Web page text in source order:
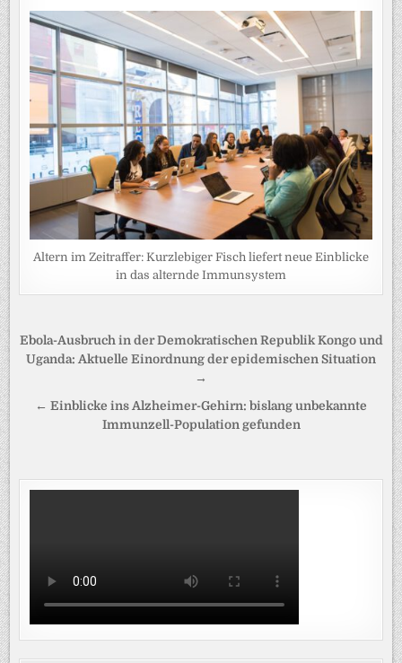
Altern im Zeitraffer: Kurzlebiger Fisch liefert neue Einblicke
in das alternde Immunsystem
Beitragsnavigation
Ebola-Ausbruch in der Demokratischen Republik Kongo und
Uganda: Aktuelle Einordnung der epidemischen Situation
→
← Einblicke ins Alzheimer-Gehirn: bislang unbekannte
Immunzell-Population gefunden